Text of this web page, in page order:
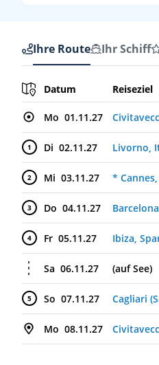
Ihre Route Ihr Schiff
Ihre Route
Datum Reiseziel
Mo 01.11.27
1 Di 02.11.27 Livorno,
2 Mi 03.11.27 *
3 Do 04.11.27
4 Fr 05.11.27 Ibiza,
Sa 06.11.27 (auf See)
5 So 07.11.27 Cagliari
Mo 08.11.27